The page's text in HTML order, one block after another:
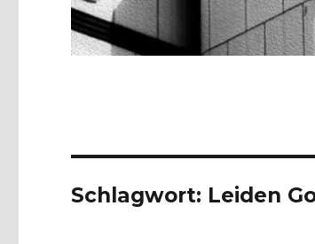
Schlagwort: Leiden